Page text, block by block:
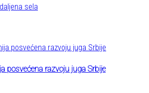
sela
posvećena razvoju juga Srbije